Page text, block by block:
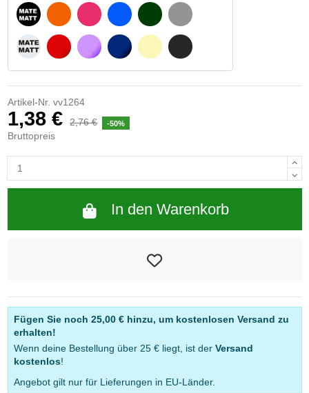
MATTSCHWARZ
MATTWEIß
ORANGE
ROT
FUCHSIA
LILA
BLAU
DUNKELBLAU
DUNKELGRÜN
BEIGE
HELLGRAU
DUNKELGRAU
Artikel-Nr. vv1264
1,38 € 2,76 € -50%
Bruttopreis
In den Warenkorb
Fügen Sie noch 25,00 €hinzu, um kostenlosen Versand zu
erhalten!
Wenn deine Bestellung über 25 € liegt, ist der Versand
kostenlos!
Angebot gilt nur für Lieferungen in EU-Länder.